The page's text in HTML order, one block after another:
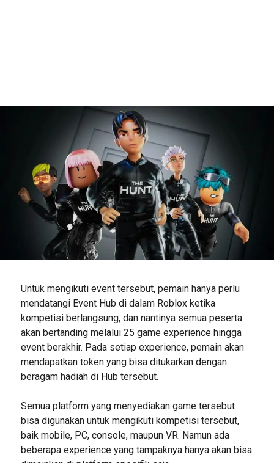
Untuk mengikuti event tersebut, pemain hanya perlu
mendatangi Event Hub di dalam Roblox ketika
kompetisi berlangsung, dan nantinya semua peserta
akan bertanding melalui 25 game experience hingga
event berakhir. Pada setiap experience, pemain akan
mendapatkan token yang bisa ditukarkan dengan
beragam hadiah di Hub tersebut.
Semua platform yang menyediakan game tersebut
bisa digunakan untuk mengikuti kompetisi tersebut,
baik mobile, PC, console, maupun VR. Namun ada
beberapa experience yang tampaknya hanya akan bisa